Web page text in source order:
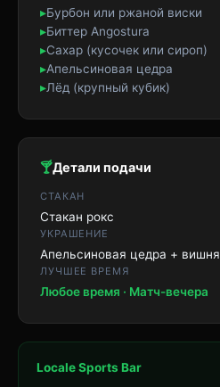
▸Бурбон или ржаной виски
▸Биттер Angostura
▸Сахар (кусочек или сироп)
▸Апельсиновая цедра
▸Лёд (крупный кубик)
🍸Детали подачи
СТАКАН
Стакан рокс
УКРАШЕНИЕ
Апельсиновая цедра + вишня
ЛУЧШЕЕ ВРЕМЯ
Любое время · Матч-вечера
Locale Sports Bar